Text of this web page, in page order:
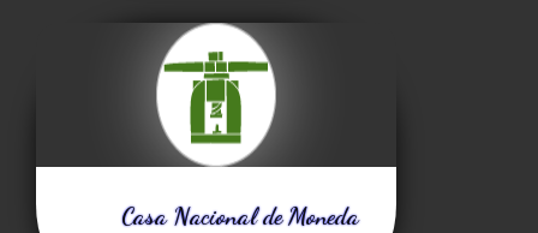
Casa Nacional de Moneda